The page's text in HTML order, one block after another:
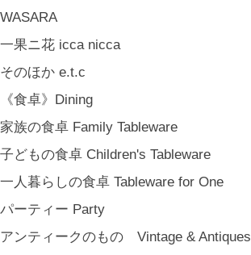
WASARA
一果ニ花 icca nicca
そのほか e.t.c
《食卓》Dining
家族の食卓 Family Tableware
子どもの食卓 Children's Tableware
一人暮らしの食卓 Tableware for One
パーティー Party
アンティークのもの Vintage & Antiques